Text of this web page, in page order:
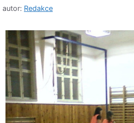
autor: Redakce